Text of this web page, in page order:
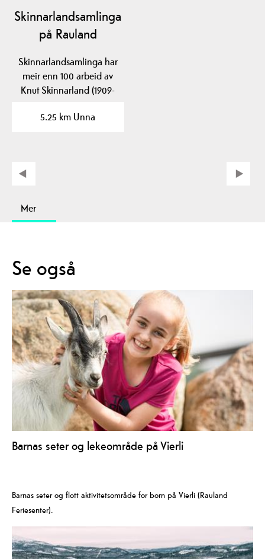
Skinnarlandsamlinga
på Rauland
Skinnarlandsamlinga har
meir enn 100 arbeid av
Knut Skinnarland (1909-
5.25 km Unna
Mer
Se også
Barnas seter og lekeområde på Vierli
Barnas seter og flott aktivitetsområde for born på Vierli (Rauland
Feriesenter).